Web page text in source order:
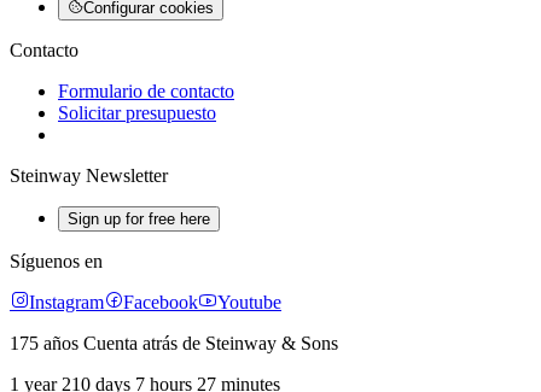
Configurar cookies
Contacto
Formulario de contacto
Solicitar presupuesto
Steinway Newsletter
Sign up for free here
Síguenos en
Instagram
Facebook
Youtube
175 años Cuenta atrás de Steinway & Sons
1 year 210 days 7 hours 27 minutes